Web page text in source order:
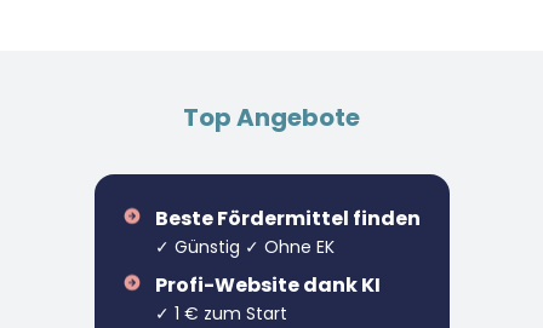
Top Angebote
Beste Fördermittel finden
✓ Günstig ✓ Ohne EK
Profi-Website dank KI
✓ 1 € zum Start